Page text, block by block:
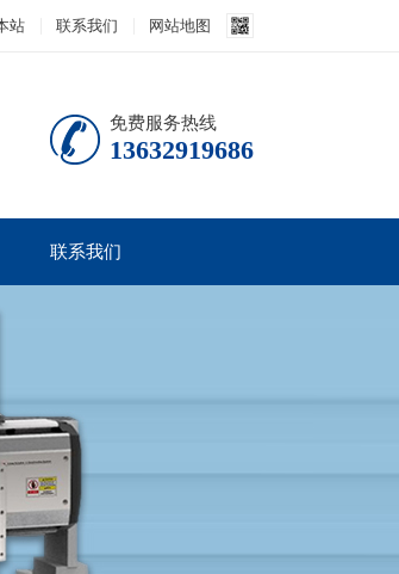
站 联系我们 网站地图
免费服务热线
13632919686
联系我们